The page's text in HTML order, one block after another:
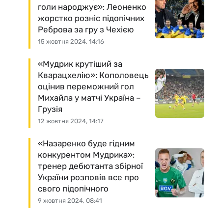
15 жовтня 2024, 14:16
голи народжує»: Леоненко
жорстко розніс підопічних
Реброва за гру з Чехією
12 жовтня 2024, 14:17
«Мудрик крутіший за
Кварацхелію»: Кополовець
оцінив переможний гол
Михайла у матчі Україна –
Грузія
9 жовтня 2024, 08:41
«Назаренко буде гідним
конкурентом Мудрика»:
тренер дебютанта збірної
України розповів все про
свого підопічного